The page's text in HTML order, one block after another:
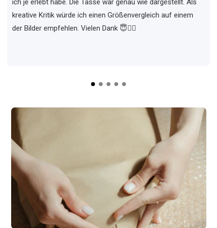
ich je erlebt habe. Die Tasse war genau wie dargestellt. Als
kreative Kritik würde ich einen Größenvergleich auf einem
der Bilder empfehlen. Vielen Dank 😇✌🏼